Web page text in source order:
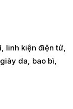
linh kiện điện tử,
da, bao bì,